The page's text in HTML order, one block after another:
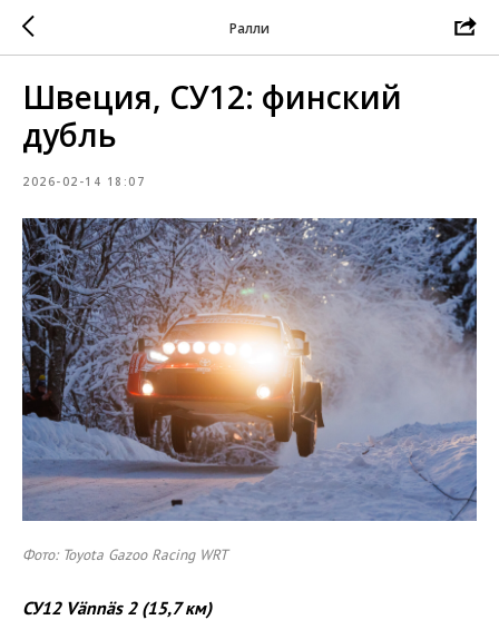
Ралли
Швеция, СУ12: финский
дубль
2026-02-14 18:07
Фото: Toyota Gazoo Racing WRT
СУ12 Vännäs2 (15,7 км)